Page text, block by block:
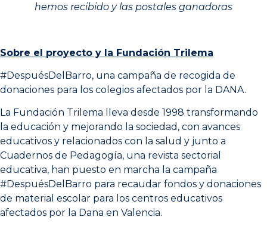
hemos recibido y las postales ganadoras
Sobre el proyecto y la Fundación Trilema
#DespuésDelBarro, una campaña de recogida de
donaciones para los colegios afectados por la DANA.
La Fundación Trilema lleva desde 1998 transformando
la educación y mejorando la sociedad, con avances
educativos y relacionados con la salud y junto a
Cuadernos de Pedagogía, una revista sectorial
educativa, han puesto en marcha la campaña
#DespuésDelBarro para recaudar fondos y donaciones
de material escolar para los centros educativos
afectados por la Dana en Valencia.